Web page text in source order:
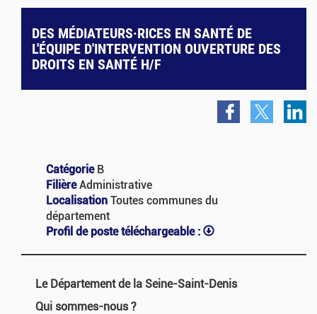
DES MÉDIATEURS·RICES EN SANTÉ DE
L'ÉQUIPE D'INTERVENTION OUVERTURE DES
DROITS EN SANTÉ H/F
Catégorie B
FilièreAdministrative
Localisation Toutes communes du
département
Profil de poste téléchargeable :
Le Département de la Seine-Saint-Denis
Qui sommes-nous ?